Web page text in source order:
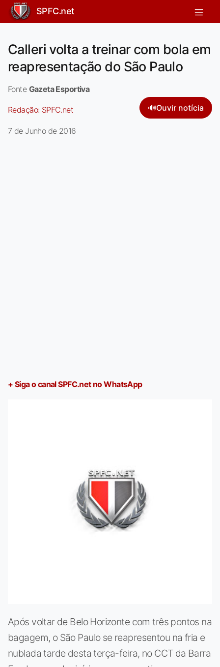
SPFC.net
Calleri volta a treinar com bola em
reapresentação do São Paulo
Fonte Gazeta Esportiva
Redação: SPFC.net 🔊Ouvir notícia
7 de Junho de 2016
+ Siga o canal SPFC.net no WhatsApp
Após voltar de Belo Horizonte com três pontos na
bagagem, o São Paulo se reapresentou na fria e
nublada tarde desta terça-feira, no CCT da Barra